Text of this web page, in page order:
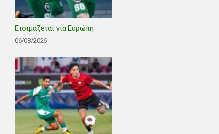
Ετοιμάζεται για Ευρώπη
06/08/2026